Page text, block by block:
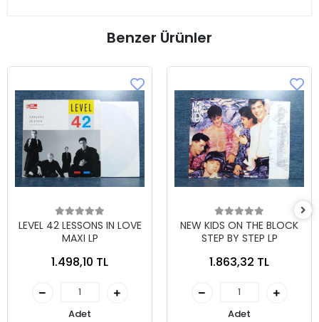
Benzer Ürünler
LEVEL 42 LESSONS IN LOVE
MAXI LP
1.498,10 TL
Adet
NEW KIDS ON THE BLOCK
STEP BY STEP LP
1.863,32 TL
Adet